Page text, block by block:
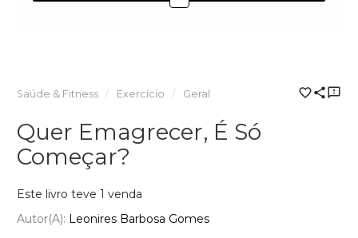
Saúde & Fitness Exercício Geral
Quer Emagrecer, É Só
Começar?
Este livro teve 1 venda
Autor(a): Leonires Barbosa Gomes